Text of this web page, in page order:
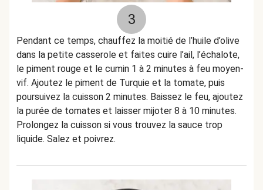
3
Pendant ce temps, chauffez la moitié de l’huile d’olive
dans la petite casserole et faites cuire l’ail, l’échalote,
le piment rouge et le cumin 1 à 2 minutes à feu moyen-
vif. Ajoutez le piment de Turquie et la tomate, puis
poursuivez la cuisson 2 minutes. Baissez le feu, ajoutez
la purée de tomates et laisser mijoter 8 à 10 minutes.
Prolongez la cuisson si vous trouvez la sauce trop
liquide. Salez et poivrez.